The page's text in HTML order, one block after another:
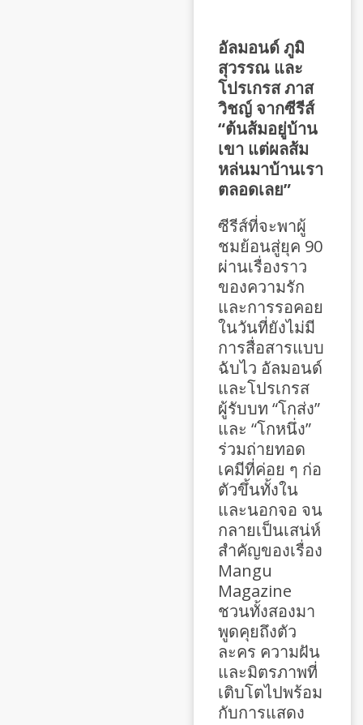
อัลมอนด์ ภูมิ
สุวรรณ และ
โปรเกรส ภาส
วิชญ์ จากซีรีส์
“ต้นส้มอยู่บ้าน
เขา แต่ผลส้ม
หล่นมาบ้านเรา
ตลอดเลย”
ซีรีส์ที่จะพาผู้
ชมย้อนสู่ยุค 90
ผ่านเรื่องราว
ของความรัก
และการรอคอย
ในวันที่ยังไม่มี
การสื่อสารแบบ
ฉับไว อัลมอนด์
และโปรเกรส
ผู้รับบท “โกส่ง”
และ “โกหนึ่ง”
ร่วมถ่ายทอด
เคมีที่ค่อย ๆ ก่อ
ตัวขึ้นทั้งใน
และนอกจอ จน
กลายเป็นเสน่ห์
สำคัญของเรื่อง
Mangu
Magazine
ชวนทั้งสองมา
พูดคุยถึงตัว
ละคร ความฝัน
และมิตรภาพที่
เติบโตไปพร้อม
กับการแสดง